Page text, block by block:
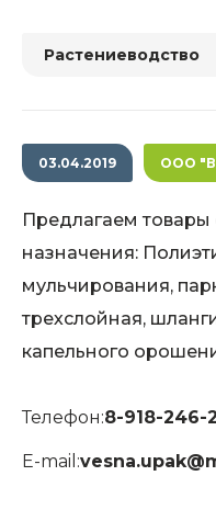
Растениеводство
03.04.2019 ООО
Предлагаем товары
назначения:
мульчирования,
трехслойная,
капельного
Телефон:8-918-246-
E-mail: